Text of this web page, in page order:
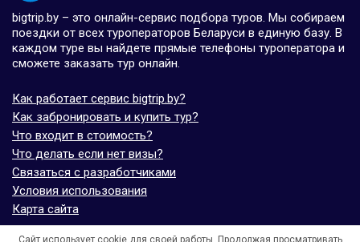
bigtrip.by – это онлайн-сервис подбора туров. Мы собираем
поездки от всех туроператоров Беларуси в единую базу. В
каждом туре вы найдете прямые телефоны туроператора и
сможете заказать тур онлайн.
Как работает сервис bigtrip.by?
Как забронировать и купить тур?
Что входит в стоимость?
Что делать если нет визы?
Связаться с разработчиками
Условия использования
Карта сайта
Сайт использует cookie для своей работы. Продолжая просматривать